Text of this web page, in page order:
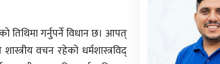
तिथिमा गर्नुपर्ने विधान छ। आपत्
वचन रहेको धर्मशास्त्रविद्